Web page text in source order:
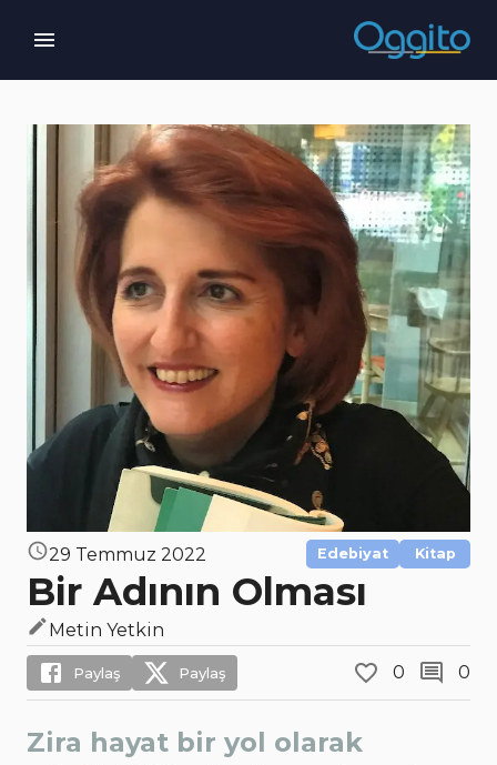
29 Temmuz 2022 Edebiyat Kitap
Bir Adının Olması
Metin Yetkin
Paylaş Paylaş 0 0
Zira hayat bir yol olarak